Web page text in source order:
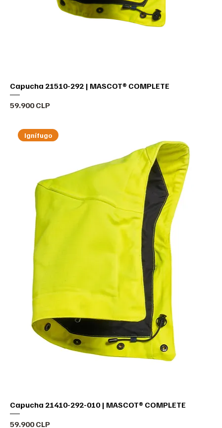
Capucha 21510-292 | MASCOT® COMPLETE
Precio
59.900 CLP
Ignífugo
Capucha 21410-292-010 | MASCOT® COMPLETE
Precio
59.900 CLP